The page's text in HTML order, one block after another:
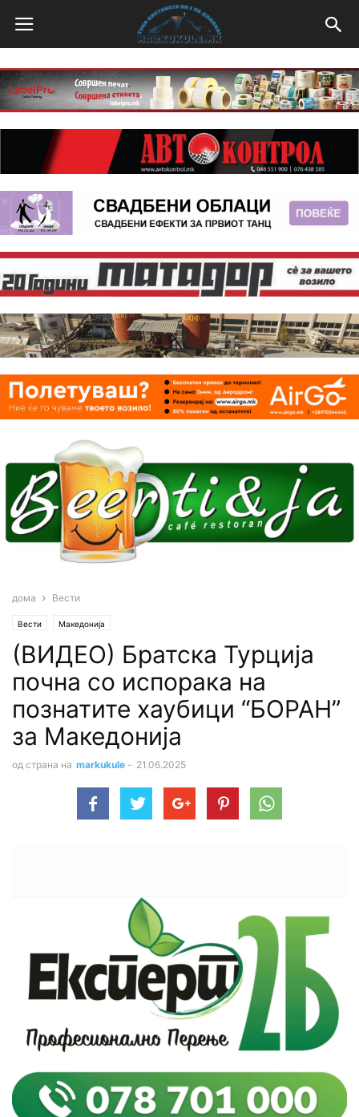
дома Вести
Вести Македонија
(ВИДЕО) Братска Турција
почна со испорака на
познатите хаубици “БОРАН”
за Македонија
од страна на markukule - 21.06.2025